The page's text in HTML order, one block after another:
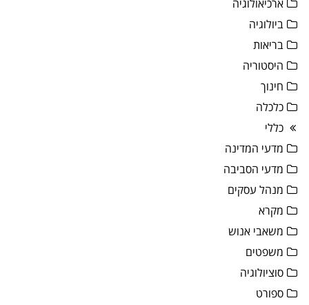
ארכיאולוגיה
ביולוגיה
בריאות
היסטוריה
חינוך
כלכלה
כללי
מדעי המדינה
מדעי הסביבה
מנהל עסקים
מקרא
משאבי אנוש
משפטים
סוציולוגיה
ספורט